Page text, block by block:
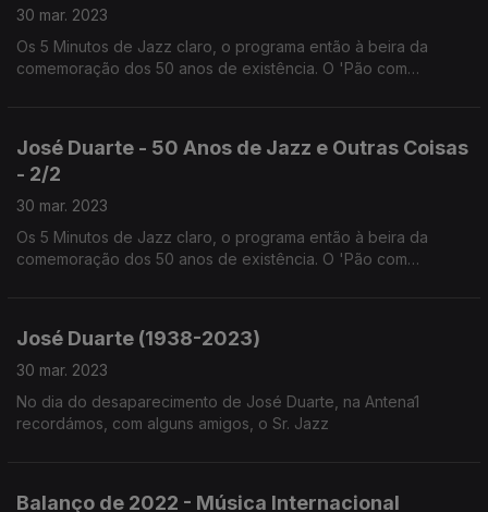
30 mar. 2023
Os 5 Minutos de Jazz claro, o programa então à beira da
comemoração dos 50 anos de existência. O 'Pão com
José Duarte - 50 Anos de Jazz e Outras Coisas
- 2/2
30 mar. 2023
Os 5 Minutos de Jazz claro, o programa então à beira da
comemoração dos 50 anos de existência. O 'Pão com
José Duarte (1938-2023)
30 mar. 2023
No dia do desaparecimento de José Duarte, na Antena1
recordámos, com alguns amigos, o Sr. Jazz
Balanço de 2022 - Música Internacional